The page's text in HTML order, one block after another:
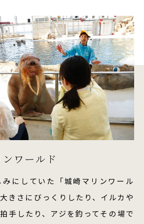
ワールド
にしていた「城崎マリンワール
きさにびっくりしたり、イルカや
手したり、アジを釣ってその場で